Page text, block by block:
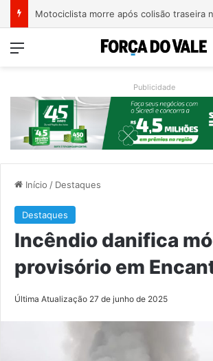
Menu
Publicidade
Início / Destaques
Destaques
Incêndio danifica
provisório em
Última Atualização 27 de junho de 2025